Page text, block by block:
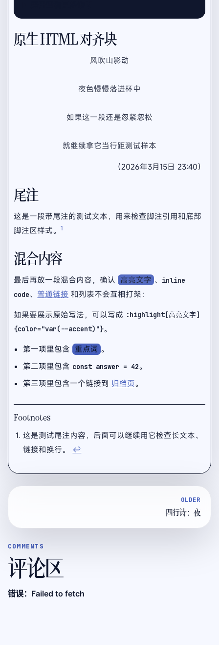
原生 HTML 对齐块
风吹山影动
夜色慢慢落进杯中
如果这一段还是忽紧忽松
就继续拿它当行距测试样本
（2026年3月15日 23:40）
尾注
这是一段带尾注的测试文本，用来检查脚注引用和底部
脚注区样式。
1
混合内容
最后再放一段混合内容，确认 高亮文字 、
inline
code、 普通链接 和列表不会互相打架：
如果要展示原始写法，可以写成 :highlight[高亮文字]
{color="var(--accent)"}。
第一项里包含 重点词 。
第二项里包含 const answer = 42。
第三项里包含一个链接到 归档页。
Footnotes
这是测试尾注内容，后面可以继续用它检查长文本、
链接和换行。 ↩
OLDER
四行诗：夜
COMMENTS
评论区